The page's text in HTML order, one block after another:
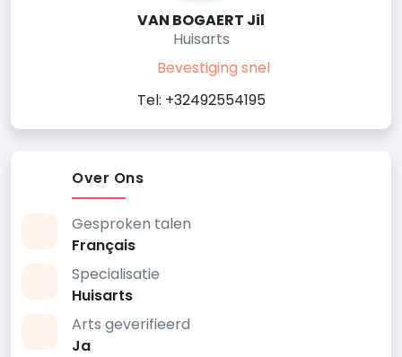
VAN BOGAERT Jil
Huisarts
Bevestiging snel
Tel: +32492554195
Over Ons
Gesproken talen
Français
Specialisatie
Huisarts
Arts geverifieerd
Ja